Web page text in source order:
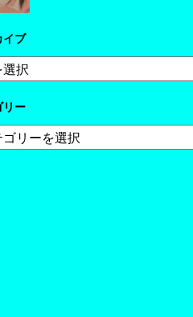
イブ
リー